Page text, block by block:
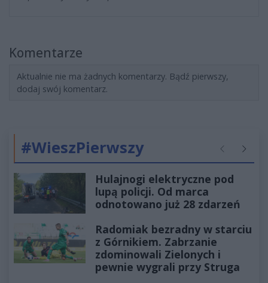
Komentarze
Aktualnie nie ma żadnych komentarzy. Bądź pierwszy,
dodaj swój komentarz.
#WieszPierwszy Poprzednie
Hulajnogi elektryczne pod
lupą policji. Od marca
odnotowano już 28 zdarzeń
Radomiak bezradny w starciu
z Górnikiem. Zabrzanie
zdominowali Zielonych i
pewnie wygrali przy Struga